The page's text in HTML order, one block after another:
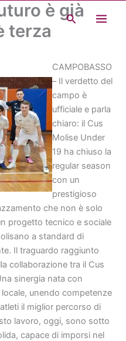
Cerca
è già
terza
CAMPOBASSO
– Il verdetto del
campo è
ufficiale e parla
chiaro: il Cus
Molise Under
19 ha chiuso la
regular season
con un
prestigioso
che non è solo
progetto tecnico e sociale
a standard di
Il traguardo raggiunto
collaborazione tra il Cus
sinergia nata con
locale, unendo competenze
il miglior percorso di
lavoro, oggi, sono sotto
capace di imporsi nel